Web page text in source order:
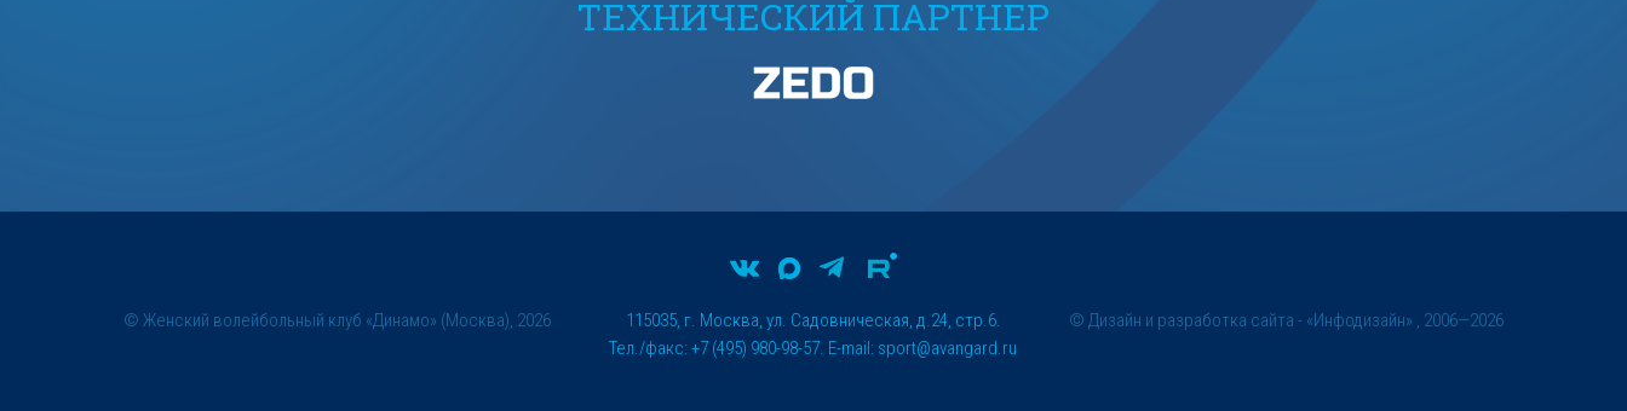
ТЕХНИЧЕСКИЙ ПАРТНЕР
© Женский волейбольный клуб «Динамо» (Москва), 2026
115035, г. Москва, ул. Садовническая, д.24, стр.6.
Тел./факс: +7 (495) 980-98-57. E-mail: sport@avangard.ru
© Дизайн и разработка сайта - «Инфодизайн» , 2006—2026